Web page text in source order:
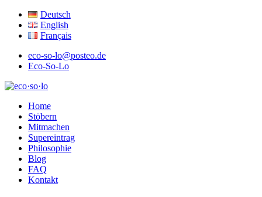
Deutsch
English
Français
eco-so-lo@posteo.de
Eco-So-Lo
eco·so·lo
Home
Stöbern
Mitmachen
Supereintrag
Philosophie
Blog
FAQ
Kontakt